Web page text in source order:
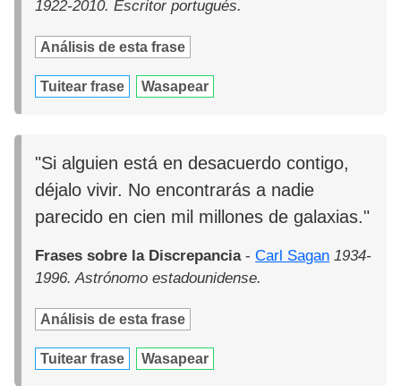
1922-2010. Escritor portugués.
Análisis de esta frase
Tuitear frase Wasapear
"Si alguien está en desacuerdo contigo,
déjalo vivir. No encontrarás a nadie
parecido en cien mil millones de galaxias."
Frases sobre la Discrepancia-Carl Sagan 1934-
1996. Astrónomo estadounidense.
Análisis de esta frase
Tuitear frase Wasapear